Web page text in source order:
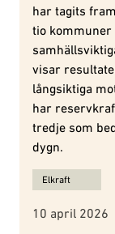
har tagits
tio
visar
långsiktiga
har
tredje som
dygn.
Ämnen för
Elkraft
10 april 2026